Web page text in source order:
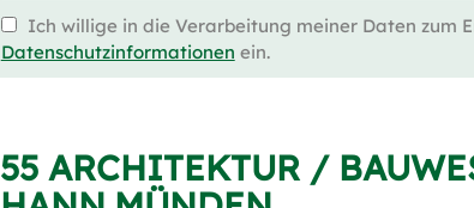
Ich willige in die Verarbeitung meiner Daten zum
Datenschutzinformationen ein.
55 ARCHITEKTUR /